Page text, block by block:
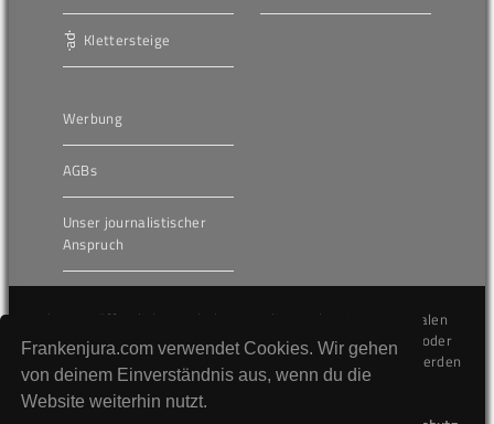
Frankenjura.com verwendet Cookies. Wir gehen
von deinem Einverständnis aus, wenn du die
Website weiterhin nutzt.
Klettersteige
Werbung
AGBs
Unser journalistischer
Anspruch
Die hier veröffentlichten Inhalte unterliegen dem internationalen
Urheberrecht (Copyright) und dürfen nicht kopiert, verändert oder
unverändert wiederveröffentlicht werden. Gegen Verstöße werden
wir auf juristischem Wege vorgehen.